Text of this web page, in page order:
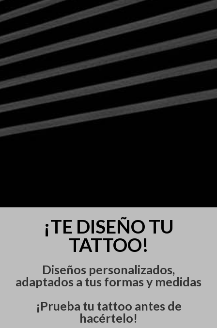
¡TE DISEÑO TU
TATTOO!
Diseños personalizados,
adaptados a tus formas y medidas
¡Prueba tu tattoo antes de
hacértelo!